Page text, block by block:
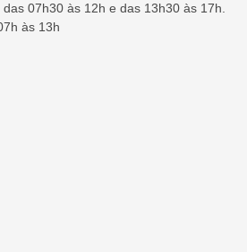
07h30 às 12h e das 13h30 às 17h.
às 13h